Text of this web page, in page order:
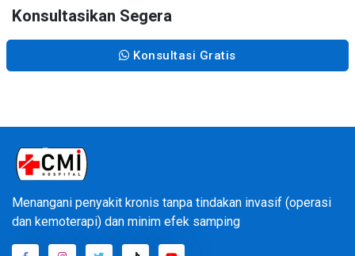
Konsultasikan Segera
Konsultasi Gratis
Menangani penyakit kronis tanpa tindakan invasif (operasi
dan kemoterapi) dan minim efek samping